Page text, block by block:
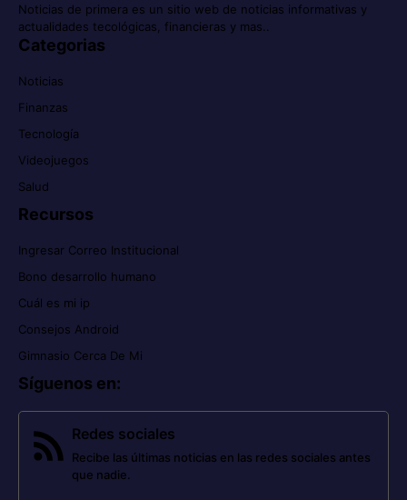
Noticias de primera es un sitio web de noticias informativas y
actualidades tecológicas, financieras y mas..
Categorias
Noticias
Finanzas
Tecnología
Videojuegos
Salud
Recursos
Ingresar Correo Institucional
Bono desarrollo humano
Cuál es mi ip
Consejos Android
Gimnasio Cerca De Mi
Síguenos en:
Redes sociales
Recibe las últimas noticias en las redes sociales antes
que nadie.